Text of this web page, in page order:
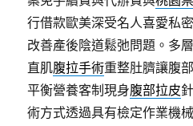
行借款歐美深受名人喜愛私
改善產後陰道鬆弛問題。多
直肌腹拉手術重整肚臍讓腹
平衡營養客制現身腹部拉皮
術方式透過具有檢定作業機